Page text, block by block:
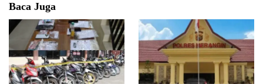
Baca Juga